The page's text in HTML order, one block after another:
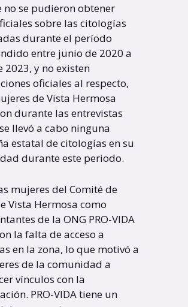
no se pudieron obtener
sobre las citologías
durante el período
entre junio de 2020 a
2023, y no existen
oficiales al respecto,
de Vista Hermosa
durante las entrevistas
llevó a cabo ninguna
estatal de citologías en su
durante este periodo.
mujeres del Comité de
Vista Hermosa como
de la ONG PRO-VIDA
la falta de acceso a
en la zona, lo que motivó a
de la comunidad a
vínculos con la
PRO-VIDA tiene un